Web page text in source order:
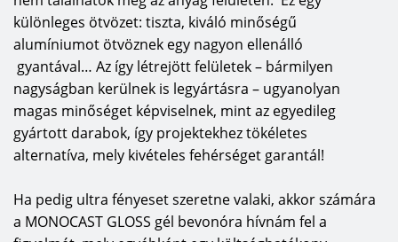
különleges ötvözet: tiszta, kiváló minőségű
alumíniumot ötvöznek egy nagyon ellenálló
gyantával… Az így létrejött felületek – bármilyen
nagyságban kerülnek is legyártásra – ugyanolyan
magas minőséget képviselnek, mint az egyedileg
gyártott darabok, így projektekhez tökéletes
alternatíva, mely kivételes fehérséget garantál!
Ha pedig ultra fényeset szeretne valaki, akkor számára
a MONOCAST GLOSS gél bevonóra hívnám fel a